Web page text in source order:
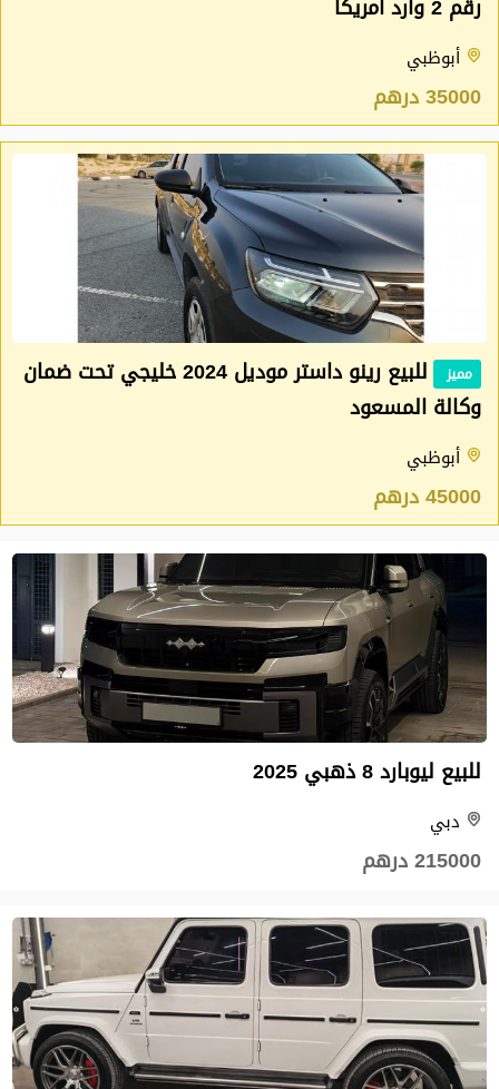
أبوظبي
35000 درهم
مميز
للبيع رينو داستر موديل 2024 خليجي تحت ضمان
وكالة المسعود
أبوظبي
45000 درهم
للبيع ليوبارد 8 ذهبي 2025
دبي
215000 درهم